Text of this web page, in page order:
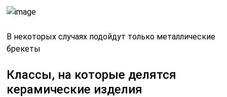
В некоторых случаях подойдут только металлические
брекеты
Классы, на которые делятся
керамические изделия